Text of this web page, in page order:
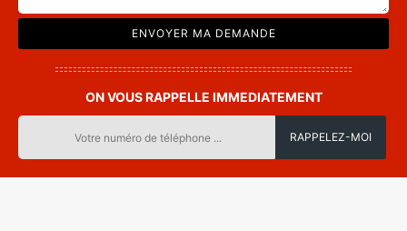
ON VOUS RAPPELLE IMMEDIATEMENT